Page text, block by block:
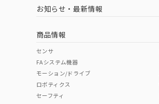
中国 RoHS 注意事項・凡例
中国 RoHS表
Pb Hg
（イギリス
（ノルウェー
お知らせ・最新情報
商品情報
センサ
FAシステム機器
モーション/ドライブ
ロボティクス
セーフティ